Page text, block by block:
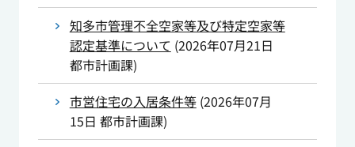
知多市管理不全空家等及び特定空家等
認定基準について (2026年07月21日
都市計画課)
市営住宅の入居条件等(2026年07月
15日 都市計画課)